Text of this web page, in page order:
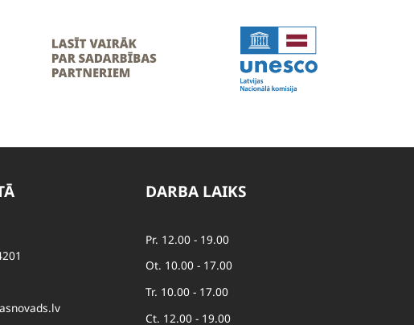
DARBA LAIKS
Pr. 12.00 - 19.00
Ot. 10.00 - 17.00
Tr. 10.00 - 17.00
Ct. 12.00 - 19.00